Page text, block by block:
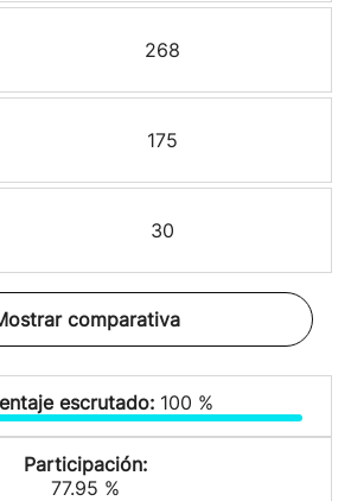
268
175
30
comparativa
escrutado: 100 %
Participación:
77.95 %